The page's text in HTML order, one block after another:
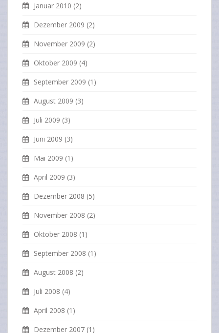
Januar 2010 (2)
Dezember 2009 (2)
November 2009 (2)
Oktober 2009 (4)
September 2009 (1)
August 2009 (3)
Juli 2009 (3)
Juni 2009 (3)
Mai 2009 (1)
April 2009 (3)
Dezember 2008 (5)
November 2008 (2)
Oktober 2008 (1)
September 2008 (1)
August 2008 (2)
Juli 2008 (4)
April 2008 (1)
Dezember 2007 (1)